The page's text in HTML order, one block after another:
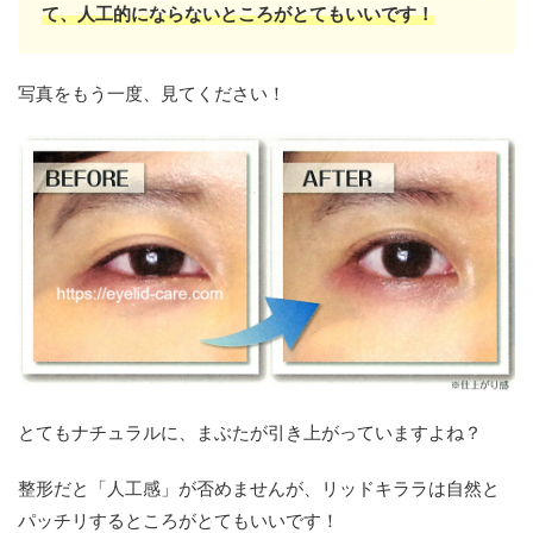
て、人工的にならないところがとてもいいです！
写真をもう一度、見てください！
とてもナチュラルに、まぶたが引き上がっていますよね？
整形だと「人工感」が否めませんが、リッドキララは自然と
パッチリするところがとてもいいです！